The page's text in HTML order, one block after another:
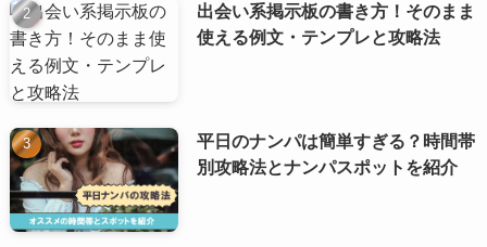
出会い系掲示板の書き方！そのまま
使える例文・テンプレと攻略法
平日のナンパは簡単すぎる？時間帯
別攻略法とナンパスポットを紹介